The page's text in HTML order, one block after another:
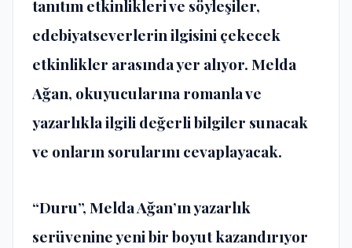
tanıtım etkinlikleri ve söyleşiler,
edebiyatseverlerin ilgisini çekecek
etkinlikler arasında yer alıyor. Melda
Ağan, okuyucularına romanla ve
yazarlıkla ilgili değerli bilgiler sunacak
ve onların sorularını cevaplayacak.
“Duru”, Melda Ağan’ın yazarlık
serüvenine yeni bir boyut kazandırıyor